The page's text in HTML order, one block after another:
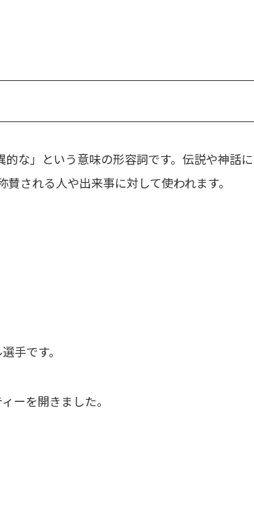
な」という意味の形容詞です。伝説や神話に
される人や出来事に対して使われます。
手です。
ーを開きました。